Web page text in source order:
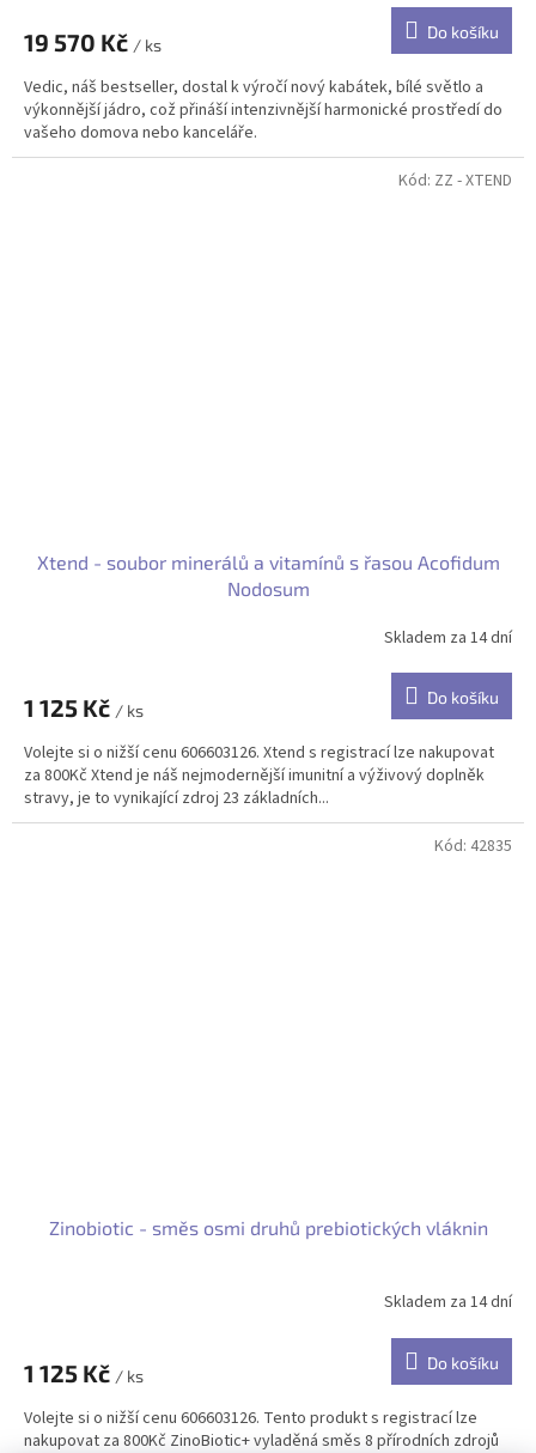
19 570 Kč / ks
Do košíku
Vedic, náš bestseller, dostal k výročí nový kabátek, bílé světlo a
výkonnější jádro, což přináší intenzivnější harmonické prostředí do
vašeho domova nebo kanceláře.
Xtend - soubor minerálů a vitamínů s řasou Acofidum
Nodosum
Skladem za 14 dní
1 125 Kč / ks
Do košíku
Volejte si o nižší cenu 606603126. Xtend s registrací lze nakupovat
za 800Kč Xtend je náš nejmodernější imunitní a výživový doplněk
stravy, je to vynikající zdroj 23 základních...
Kód: ZZ - XTEND
Zinobiotic - směs osmi druhů prebiotických vláknin
Skladem za 14 dní
1 125 Kč / ks
Do košíku
Volejte si o nižší cenu 606603126. Tento produkt s registrací lze
nakupovat za 800Kč ZinoBiotic+ vyladěná směs 8 přírodních zdrojů
Kód: 42835